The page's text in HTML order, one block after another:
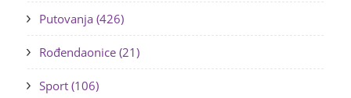
Putovanja (426)
Rođendaonice (21)
Sport (106)